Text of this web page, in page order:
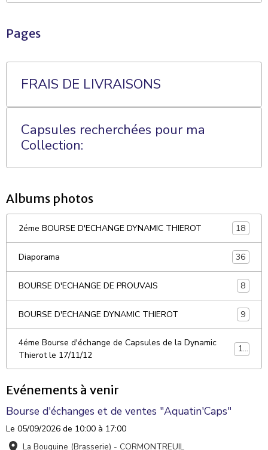
Pages
FRAIS DE LIVRAISONS
Capsules recherchées pour ma
Collection:
Albums photos
2éme BOURSE D'ECHANGE DYNAMIC THIEROT 18
Diaporama 36
BOURSE D'ECHANGE DE PROUVAIS 8
BOURSE D'ECHANGE DYNAMIC THIEROT 9
4éme Bourse d'échange de Capsules de la Dynamic
Thierot le 17/11/12
10
Evénements à venir
Bourse d'échanges et de ventes "Aquatin'Caps"
Le 05/09/2026 de 10:00 à 17:00
La Bouquine (Brasserie) - CORMONTREUIL